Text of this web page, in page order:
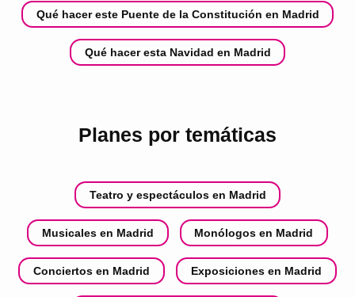
Qué hacer este Puente de la Constitución en Madrid
Qué hacer esta Navidad en Madrid
Planes por temáticas
Teatro y espectáculos en Madrid
Musicales en Madrid Monólogos en Madrid
Conciertos en Madrid Exposiciones en Madrid